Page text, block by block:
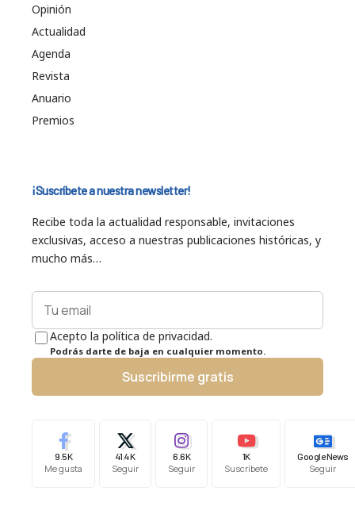
Opinión
Actualidad
Agenda
Revista
Anuario
Premios
¡Suscríbete a nuestra newsletter!
Recibe toda la actualidad responsable, invitaciones
exclusivas, acceso a nuestras publicaciones históricas, y
mucho más…
Acepto la política de privacidad.
Podrás darte de baja en cualquier momento.
Suscribirme gratis
9.5K
Me gusta
41.4K
Seguir
6.6K
Seguir
1K
Suscríbete
Google News
Seguir